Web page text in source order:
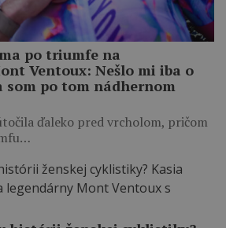
po triumfe na
Ventoux: Nešlo mi iba o
po tom nádhernom
ďaleko pred vrcholom, pričom